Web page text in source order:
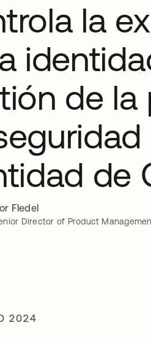
la
de la
de
Fledel
Director of Product
2024